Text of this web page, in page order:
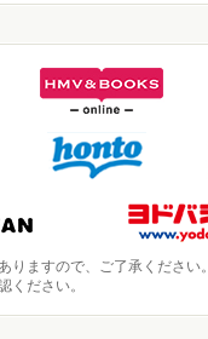
ますので、ご了承ください。
ください。